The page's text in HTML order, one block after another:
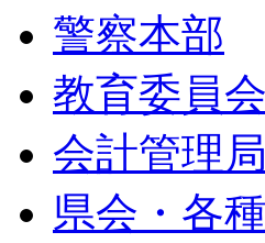
警察本部
教育委員会
会計管理局
県会・各